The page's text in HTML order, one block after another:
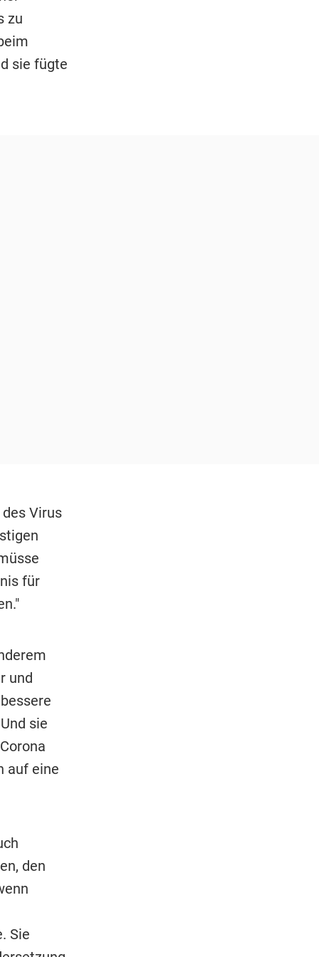
zu
sie fügte
Virus
für
und
sie
auf eine
den
Sie